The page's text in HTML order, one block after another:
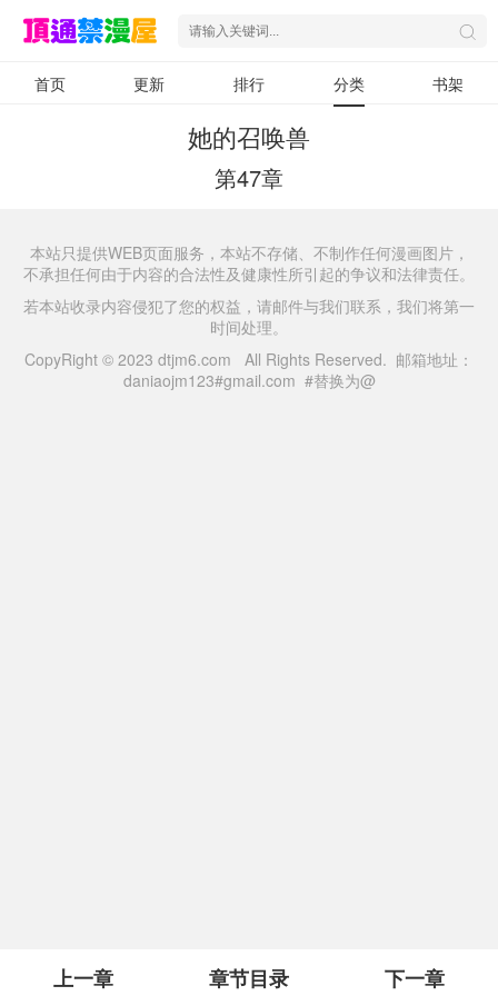
首页 更新 排行 分类 书架
她的召唤兽
第47章
上一章 章节目录 下一章
本站只提供WEB页面服务，本站不存储、不制作任何漫画图片，
不承担任何由于内容的合法性及健康性所引起的争议和法律责任。
若本站收录内容侵犯了您的权益，请邮件与我们联系，我们将第一
时间处理。
CopyRight © 2023 dtjm6.com All Rights Reserved. 邮箱地址：
daniaojm123#gmail.com #替换为@